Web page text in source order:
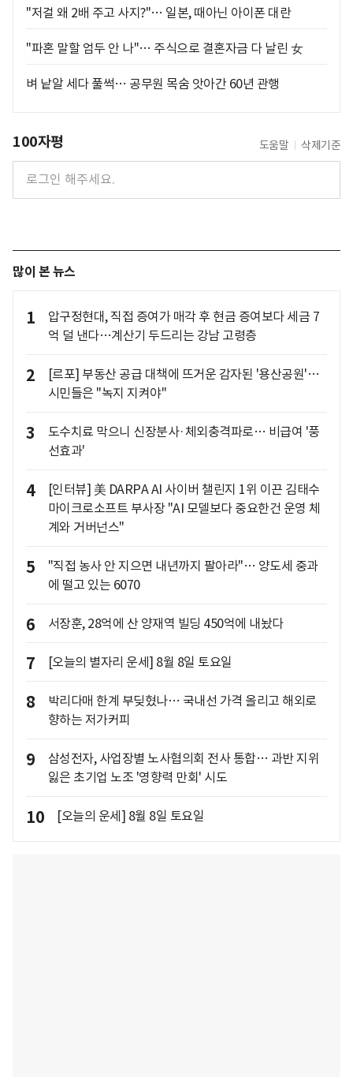
"저걸 왜 2배 주고 사지?"… 일본, 때아닌 아이폰 대란
"파혼 말할 엄두 안 나"… 주식으로 결혼자금 다 날린 女
벼 낱알 세다 풀썩… 공무원 목숨 앗아간 60년 관행
100자평 도움말 삭제기준
많이 본 뉴스
1
압구정현대, 직접 증여가 매각 후 현금 증여보다 세금 7
억 덜 낸다…계산기 두드리는 강남 고령층
2
[르포] 부동산 공급 대책에 뜨거운 감자된 '용산공원'…
시민들은 "녹지 지켜야"
3
도수치료 막으니 신장분사·체외충격파로… 비급여 '풍
선효과'
4
[인터뷰] 美 DARPA AI 사이버 챌린지 1위 이끈 김태수
마이크로소프트 부사장 "AI 모델보다 중요한건 운영 체
계와 거버넌스"
5
"직접 농사 안 지으면 내년까지 팔아라"… 양도세 중과
에 떨고 있는 6070
6 서장훈, 28억에 산 양재역 빌딩 450억에 내놨다
7 [오늘의 별자리 운세] 8월 8일 토요일
8
박리다매 한계 부딪혔나… 국내선 가격 올리고 해외로
향하는 저가커피
9
삼성전자, 사업장별 노사협의회 전사 통합… 과반 지위
잃은 초기업 노조 '영향력 만회' 시도
10 [오늘의 운세] 8월 8일 토요일